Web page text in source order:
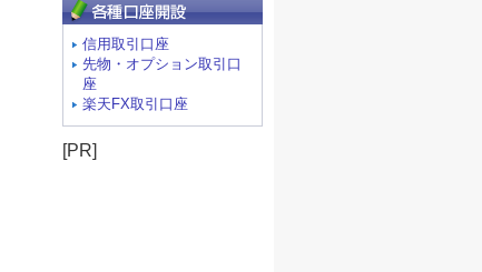
信用取引口座
先物・オプション取引口
座
楽天FX取引口座
[PR]